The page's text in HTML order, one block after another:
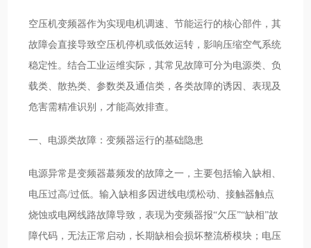
空压机变频器作为实现电机调速、节能运行的核心部件，其
故障会直接导致空压机停机或低效运转，影响压缩空气系统
稳定性。结合工业运维实际，其常见故障可分为电源类、负
载类、散热类、参数类及通信类，各类故障的诱因、表现及
危害需精准识别，才能高效排查。
一、电源类故障：变频器运行的基础隐患
电源异常是变频器蕞频发的故障之一，主要包括输入缺相、
电压过高/过低。输入缺相多因进线电缆松动、接触器触点
烧蚀或电网线路故障导致，表现为变频器报“欠压”“缺相”故
障代码，无法正常启动，长期缺相会损坏整流桥模块；电压